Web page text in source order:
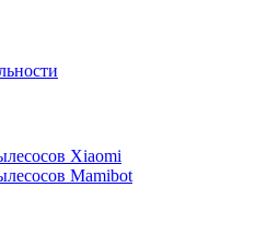
Xiaomi
Mamibot